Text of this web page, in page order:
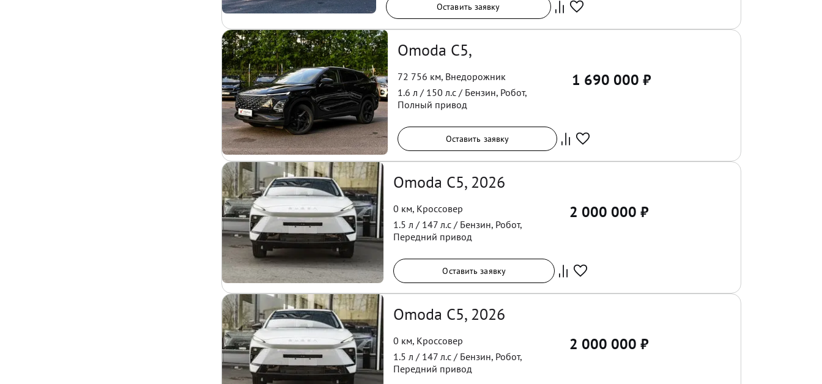
Оставить заявку
Omoda C5,
72 756 км, Внедорожник
1.6 л / 150 л.с / Бензин, Робот,
Полный привод
1 690 000 ₽
Оставить заявку
Omoda C5, 2026
0 км, Кроссовер
1.5 л / 147 л.с / Бензин, Робот,
Передний привод
2 000 000 ₽
Оставить заявку
Omoda C5, 2026
0 км, Кроссовер
1.5 л / 147 л.с / Бензин, Робот,
Передний привод
2 000 000 ₽